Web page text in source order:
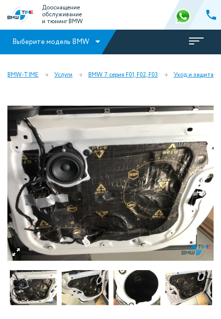
Дооснащение
обслуживание
и тюнинг BMW
Выберите модель BMW
BMW-TIME Услуги BMW 7 серия F01, F02, F03 Уход и защита